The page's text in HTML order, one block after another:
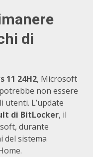
di
11 24H2, Microsoft
non essere
utenti. L’update
di BitLocker, il
durante
del sistema